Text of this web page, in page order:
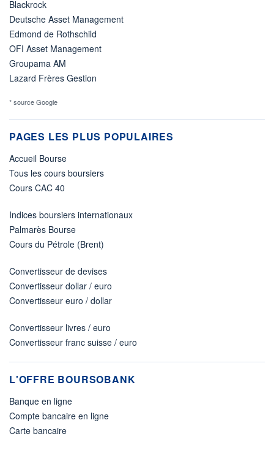
Blackrock
Deutsche Asset Management
Edmond de Rothschild
OFI Asset Management
Groupama AM
Lazard Frères Gestion
* source Google
PAGES LES PLUS POPULAIRES
Accueil Bourse
Tous les cours boursiers
Cours CAC 40
Indices boursiers internationaux
Palmarès Bourse
Cours du Pétrole (Brent)
Convertisseur de devises
Convertisseur dollar / euro
Convertisseur euro / dollar
Convertisseur livres / euro
Convertisseur franc suisse / euro
L'OFFRE BOURSOBANK
Banque en ligne
Compte bancaire en ligne
Carte bancaire